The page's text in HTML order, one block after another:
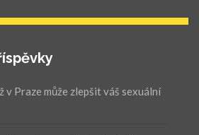
v Praze může zlepšit váš sexuální